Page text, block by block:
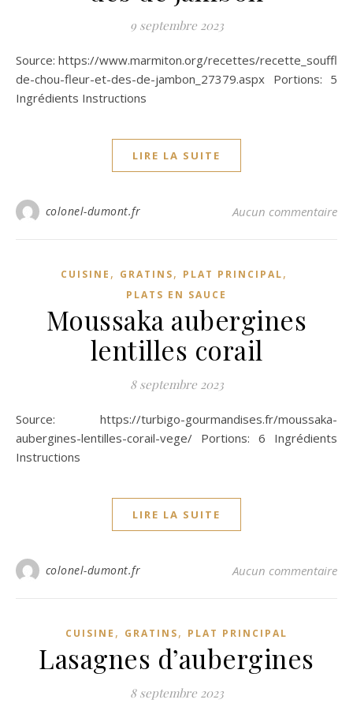
9 septembre 2023
Source: https://www.marmiton.org/recettes/recette_souffle-
de-chou-fleur-et-des-de-jambon_27379.aspx Portions: 5
Ingrédients Instructions
LIRE LA SUITE
colonel-dumont.fr Aucun commentaire
CUISINE , GRATINS, PLAT PRINCIPAL,
PLATS EN SAUCE
Moussaka aubergines
lentilles corail
8 septembre 2023
Source: https://turbigo-gourmandises.fr/moussaka-
aubergines-lentilles-corail-vege/ Portions: 6 Ingrédients
Instructions
LIRE LA SUITE
colonel-dumont.fr Aucun commentaire
CUISINE , GRATINS, PLAT PRINCIPAL
Lasagnes d’aubergines
8 septembre 2023